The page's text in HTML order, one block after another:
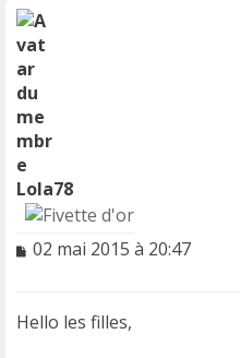
Lola78
M
a
02 mai 2015 à 20:47
Hello les filles,